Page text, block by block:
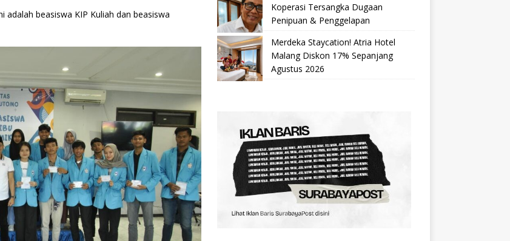
beasiswa KIP Kuliah dan beasiswa
Koperasi Tersangka Dugaan
Penipuan & Penggelapan
Merdeka Staycation! Atria Hotel
Malang Diskon 17% Sepanjang
Agustus 2026